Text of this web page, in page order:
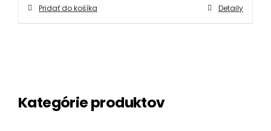
Pridať do košíka Detaily
Kategórie produktov